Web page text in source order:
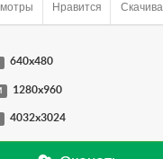
Нравится
640x480
1280x960
4032x3024